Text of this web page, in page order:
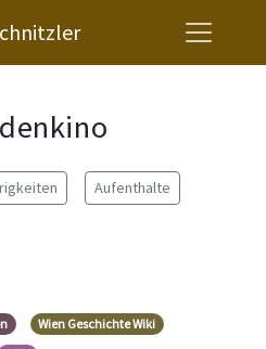
Aufenthalte
Wien Geschichte Wiki